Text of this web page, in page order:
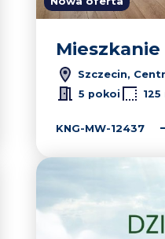
Leaflet|©
Szczecin,
5 pokoi 125
KNG-MW-12437
do ulubionych